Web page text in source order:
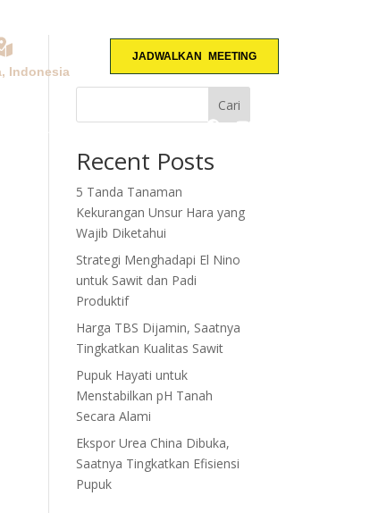
Indonesia
JADWALKAN MEETING
Cari
Recent Posts
5 Tanda Tanaman
Kekurangan Unsur Hara yang
Wajib Diketahui
Strategi Menghadapi El Nino
untuk Sawit dan Padi
Produktif
Harga TBS Dijamin, Saatnya
Tingkatkan Kualitas Sawit
Pupuk Hayati untuk
Menstabilkan pH Tanah
Secara Alami
Ekspor Urea China Dibuka,
Saatnya Tingkatkan Efisiensi
Pupuk